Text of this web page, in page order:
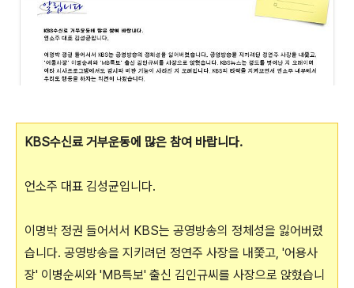
KBS수신료 거부운동에 많은 참여 바랍니다.
언소주 대표 김성균입니다.
이명박 정권 들어서서 KBS는 공영방송의 정체성을 잃어버렸
습니다. 공영방송을 지키려던 정연주 사장을 내쫓고, '어용사
장' 이병순씨와 'MB특보' 출신 김인규씨를 사장으로 앉혔습니